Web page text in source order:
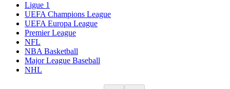
Ligue 1
UEFA Champions League
UEFA Europa League
Premier League
NFL
NBA Basketball
Major League Baseball
NHL